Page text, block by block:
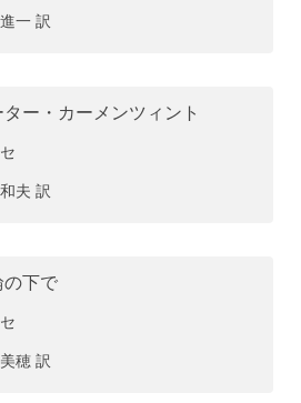
一 訳
ター・カーメンツィント
夫 訳
の下で
穂 訳